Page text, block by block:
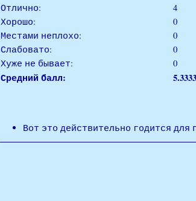
Отлично:
4
Хорошо:
0
Местами неплохо:
0
Слабовато:
0
Хуже не бывает:
0
Средний балл:
Вот это действительно годится для